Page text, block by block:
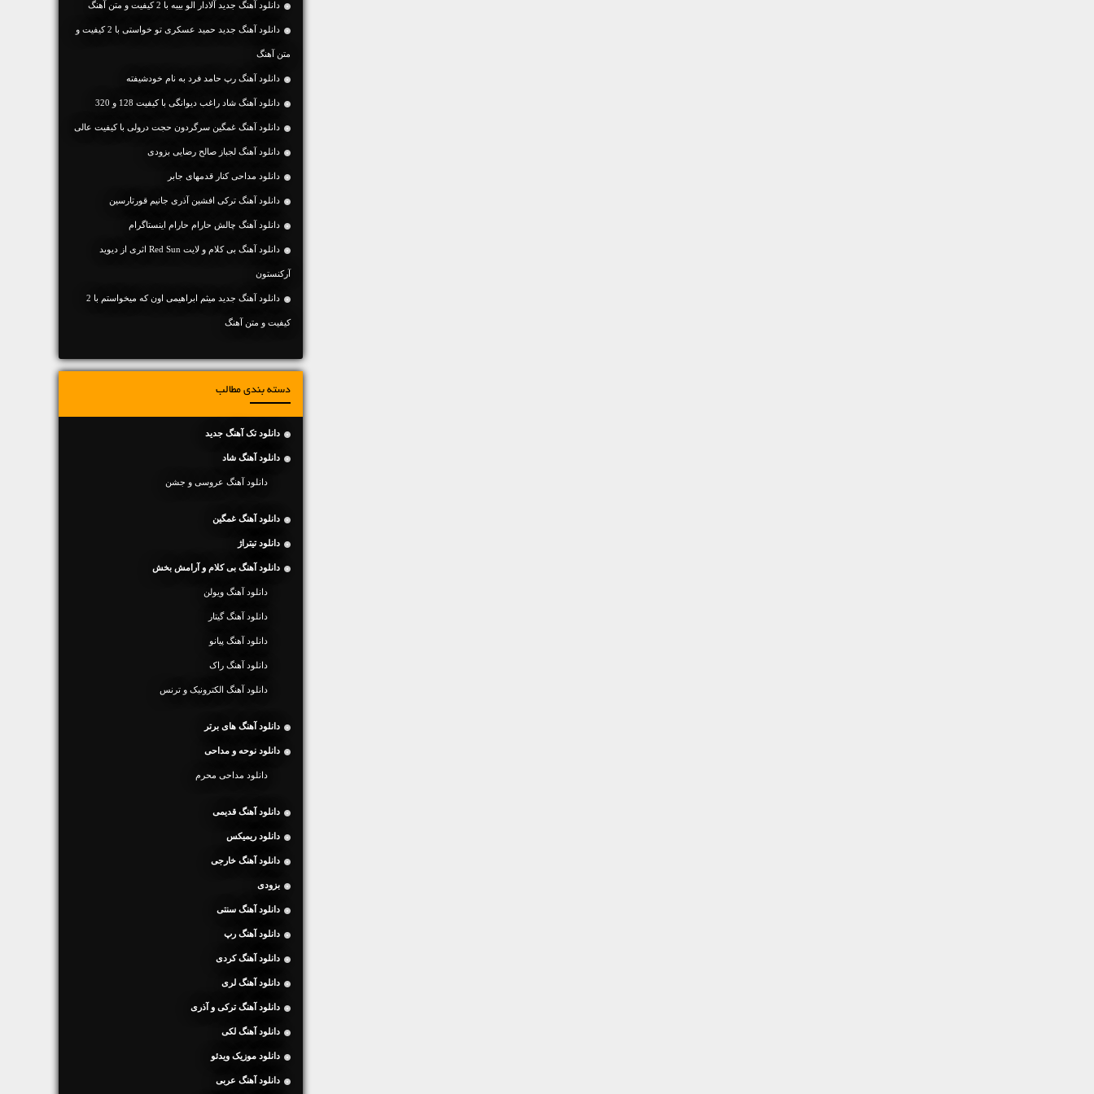
دانلود آهنگ جديد آلادار الو بیبه با 2 کیفیت و متن آهنگ
دانلود آهنگ جديد حمید عسکری تو خواستی با 2 کیفیت و
متن آهنگ
دانلود آهنگ رپ حامد فرد به نام خودشیفته
دانلود آهنگ شاد راغب دیوانگی با کیفیت 128 و 320
دانلود آهنگ غمگین سرگردون حجت درولی با کیفیت عالی
دانلود آهنگ لجباز صالح رضایی بزودی
دانلود مداحی کنار قدمهای جابر
دانلود آهنگ ترکی افشین آذری جانیم قورتارسین
دانلود آهنگ چالش حارام حارام اینستاگرام
دانلود آهنگ بی کلام و لایت Red Sun اثری از دیوید
آرکنستون
دانلود آهنگ جديد میثم ابراهیمی اون که میخواستم با 2
کیفیت و متن آهنگ
دسته بندی مطالب
دانلود تک آهنگ جدید
دانلود آهنگ شاد
دانلود آهنگ عروسی و جشن
دانلود آهنگ غمگین
دانلود تیتراژ
دانلود آهنگ بی کلام و آرامش بخش
دانلود آهنگ ویولن
دانلود آهنگ گیتار
دانلود آهنگ پیانو
دانلود آهنگ راک
دانلود آهنگ الکترونیک و ترنس
دانلود آهنگ های برتر
دانلود نوحه و مداحی
دانلود مداحی محرم
دانلود آهنگ قدیمی
دانلود ریمیکس
دانلود آهنگ خارجی
بزودی
دانلود آهنگ سنتی
دانلود آهنگ رپ
دانلود آهنگ کردی
دانلود آهنگ لری
دانلود آهنگ ترکی و آذری
دانلود آهنگ لکی
دانلود موزیک ویدئو
دانلود آهنگ عربی